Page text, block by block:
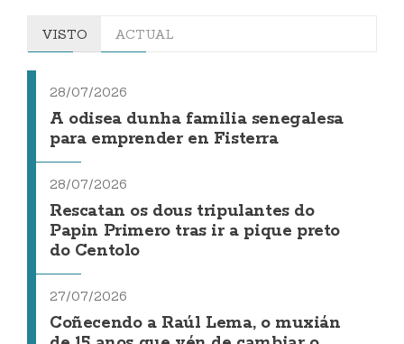
VISTO ACTUAL
28/07/2026
A odisea dunha familia senegalesa
para emprender en Fisterra
28/07/2026
Rescatan os dous tripulantes do
Papin Primero tras ir a pique preto
do Centolo
27/07/2026
Coñecendo a Raúl Lema, o muxián